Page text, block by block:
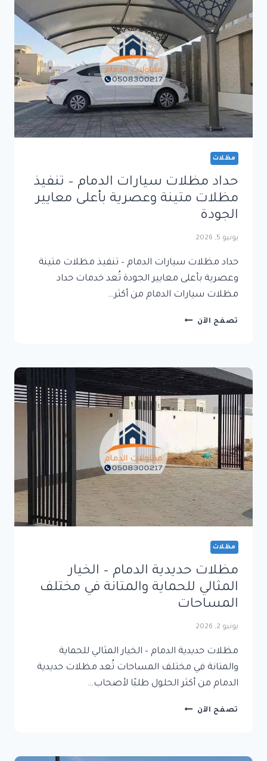
لحماية
السيارات
والمرافق
الخارجية
بأعلى
جودة
مظلات
حداد مظلات سيارات الدمام – تنفيذ
مظلات متينة وعصرية بأعلى معايير
الجودة
يونيو 5, 2026
حداد مظلات سيارات الدمام – تنفيذ مظلات متينة
وعصرية بأعلى معايير الجودة تُعد خدمات حداد
مظلات سيارات الدمام من أكثر…
تصفح الآن حداد
–
تنفيذ
مظلات
متينة
وعصرية
معايير
الجودة
مظلات
مظلات حديدية الدمام – الخيار
المثالي للحماية والمتانة في مختلف
المساحات
يونيو 2, 2026
مظلات حديدية الدمام – الخيار المثالي للحماية
والمتانة في مختلف المساحات تُعد مظلات حديدية
الدمام من أكثر الحلول طلبًا لأصحاب…
تصفح الآن مظلات
الخيار